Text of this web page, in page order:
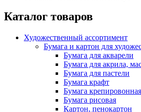
Каталог товаров
Художественный ассортимент
Бумага и картон для
Бумага для акварели
Бумага для акрила,
Бумага для пастели
Бумага крафт
Бумага крепировонная
Бумага рисовая
Картон, пенокартон